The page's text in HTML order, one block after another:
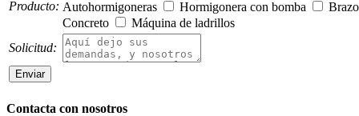
Producto: Autohormigoneras
Hormigonera con bomba
Concreto
Máquina de ladrillos
Solicitud:
Contacta con nosotros